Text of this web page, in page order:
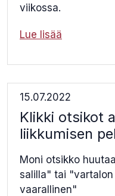
viikossa.
Lue lisää
15.07.2022
Klikki otsikot
liikkumisen
Moni otsikko
salilla" tai
vaarallinen"